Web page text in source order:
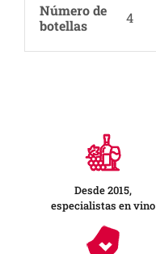
Número de
botellas
4
Desde 2015,
especialistas en vino